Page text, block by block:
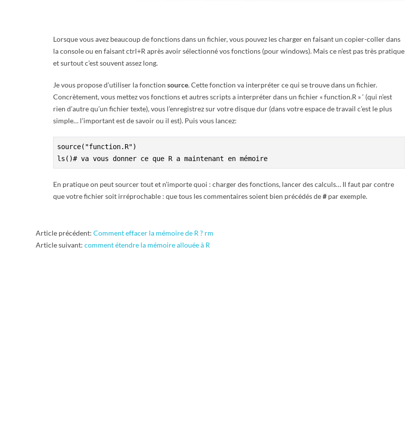
R
Lorsque vous avez beaucoup de fonctions dans un fichier, vous pouvez les charger en faisant un copier-coller dans
la console ou en faisant ctrl+R après avoir sélectionné vos fonctions (pour windows). Mais ce n’est pas très pratique
et surtout c’est souvent assez long.
Je vous propose d’utiliser la fonction source. Cette fonction va interpréter ce qui se trouve dans un fichier.
Concrètement, vous mettez vos fonctions et autres scripts a interpréter dans un fichier « function.R » ‘ (qui n’est
rien d’autre qu’un fichier texte), vous l’enregistrez sur votre disque dur (dans votre espace de travail c’est le plus
simple… l’important est de savoir ou il est). Puis vous lancez:
source("function.R")
ls()# va vous donner ce que R a maintenant en mémoire
En pratique on peut sourcer tout et n’importe quoi : charger des fonctions, lancer des calculs… Il faut par contre
que votre fichier soit irréprochable : que tous les commentaires soient bien précédés de# par exemple.
2011-
12-
Article précédent: Comment effacer la mémoire de R ? rm
Article suivant: comment étendre la mémoire allouée à R